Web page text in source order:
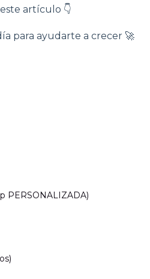
artículo 👇
para ayudarte a crecer 🚀
PERSONALIZADA)